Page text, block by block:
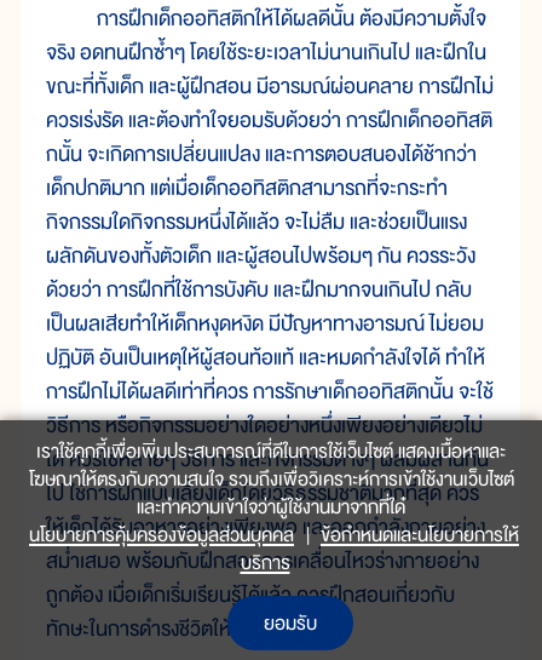
การฝึกเด็กออทิสติกให้ได้ผลดีนั้น ต้องมีความตั้งใจ
จริง อดทนฝึกซ้ำๆ โดยใช้ระยะเวลาไม่นานเกินไป และฝึกใน
ขณะที่ทั้งเด็ก และผู้ฝึกสอน มีอารมณ์ผ่อนคลาย การฝึกไม่
ควรเร่งรัด และต้องทำใจยอมรับด้วยว่า การฝึกเด็กออทิสติ
กนั้น จะเกิดการเปลี่ยนแปลง และการตอบสนองได้ช้ากว่า
เด็กปกติมาก แต่เมื่อเด็กออทิสติกสามารถที่จะกระทำ
กิจกรรมใดกิจกรรมหนึ่งได้แล้ว จะไม่ลืม และช่วยเป็นแรง
ผลักดันของทั้งตัวเด็ก และผู้สอนไปพร้อมๆ กัน ควรระวัง
ด้วยว่า การฝึกที่ใช้การบังคับ และฝึกมากจนเกินไป กลับ
เป็นผลเสียทำให้เด็กหงุดหงิด มีปัญหาทางอารมณ์ ไม่ยอม
ปฏิบัติ อันเป็นเหตุให้ผู้สอนท้อแท้ และหมดกำลังใจได้ ทำให้
การฝึกไม่ได้ผลดีเท่าที่ควร การรักษาเด็กออทิสติกนั้น จะใช้
วิธีการ หรือกิจกรรมอย่างใดอย่างหนึ่งเพียงอย่างเดียวไม่
ได้ ควรใช้หลายๆ วิธีการ และกิจกรรมต่างๆ ผสมผสานกัน
ไป ใช้การฝึกแบบเลี้ยงเด็กโดยวิธีธรรมชาติมากที่สุด ควร
ให้เด็กได้รับอาหารอย่างเพียงพอ และออกกำลังกายอย่าง
สม่ำเสมอ พร้อมกับฝึกสอนการเคลื่อนไหวร่างกายอย่าง
ถูกต้อง เมื่อเด็กเริ่มเรียนรู้ได้แล้ว ควรฝึกสอนเกี่ยวกับ
ทักษะในการดำรงชีวิตให้เด็กด้วย
เราใช้คุกกี้เพื่อเพิ่มประสบการณ์ที่ดีในการใช้เว็บไซต์ แสดงเนื้อหาและ
โฆษณาให้ตรงกับความสนใจ รวมถึงเพื่อวิเคราะห์การเข้าใช้งานเว็บไซต์
และทำความเข้าใจว่าผู้ใช้งานมาจากที่ใด๋
นโยบายการคุ้มครองข้อมูลส่วนบุคคล |ข้อกำหนดและนโยบายการให้
บริการ
ยอมรับ